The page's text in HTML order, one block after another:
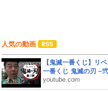
人気の動画
【鬼滅一番くじ】リ
一番くじ 鬼滅の刃 ~
youtube.com